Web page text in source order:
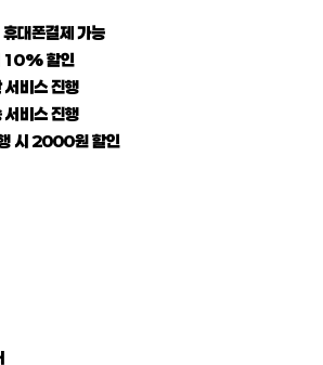
대폰결제 가능
10% 할인
비스 진행
비스 진행
시 2000원 할인